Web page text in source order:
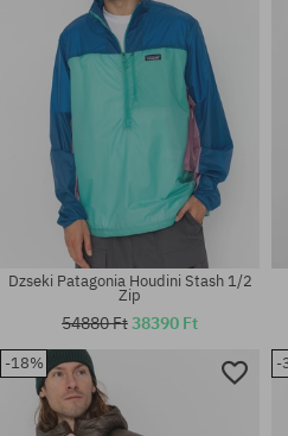
Dzseki Patagonia Houdini Stash 1/2
Zip
54880 Ft38390 Ft
-18% -